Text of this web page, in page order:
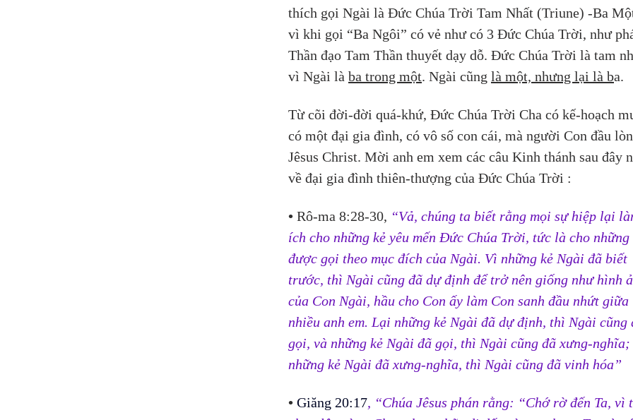
thích gọi Ngài là Đức Chúa Trời Tam Nhất (Triune) -Ba
vì khi gọi “Ba Ngôi” có vẻ như có 3 Đức Chúa Trời, như
Thần đạo Tam Thần thuyết dạy dỗ. Đức Chúa Trời là tam
vì Ngài là ba trong một. Ngài cũng là một, nhưng lại là ba.
Từ cõi đời-đời quá-khứ, Đức Chúa Trời Cha có kế-hoạch
có một đại gia đình, có vô số con cái, mà người Con đầu
Jêsus Christ. Mời anh em xem các câu Kinh thánh sau đây
về đại gia đình thiên-thượng của Đức Chúa Trời :
• Rô-ma 8:28-30, “Vả, chúng ta biết rằng mọi sự hiệp lại
ích cho những kẻ yêu mến Đức Chúa Trời, tức là cho những
được gọi theo mục đích của Ngài. Vì những kẻ Ngài đã biết
trước, thì Ngài cũng đã dự định để trở nên giống như hình
của Con Ngài, hầu cho Con ấy làm Con sanh đầu nhứt giữa
nhiều anh em. Lại những kẻ Ngài đã dự định, thì Ngài cũng
gọi, và những kẻ Ngài đã gọi, thì Ngài cũng đã xưng-nghĩa;
những kẻ Ngài đã xưng-nghĩa, thì Ngài cũng đã vinh hóa”
• Giăng 20:17, “Chúa Jêsus phán rằng: “Chớ rờ đến Ta, vì